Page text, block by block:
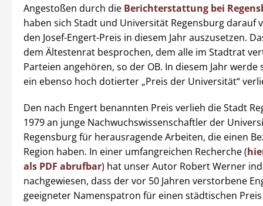
Angestoßen durch die Berichterstattung bei
haben sich Stadt und Universität Regensburg darauf
den Josef-Engert-Preis in diesem Jahr auszusetzen.
dem Ältestenrat besprochen, dem alle im Stadtrat
Parteien angehören, so der OB. In diesem Jahr werde
ein ebenso hoch dotierter „Preis der Universität“
Den nach Engert benannten Preis verlieh die Stadt
1979 an junge Nachwuchswissenschaftler der
Regensburg für herausragende Arbeiten, die einen
Region haben. In einer umfangreichen Recherche (
als PDF abrufbar) hat unser Autor Robert Werner
nachgewiesen, dass der vor 50 Jahren verstorbene
geeigneter Namenspatron für einen städtischen